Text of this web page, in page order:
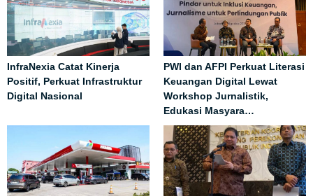
InfraNexia Catat Kinerja
Positif, Perkuat Infrastruktur
Digital Nasional
PWI dan AFPI Perkuat Literasi
Keuangan Digital Lewat
Workshop Jurnalistik,
Edukasi Masyara…